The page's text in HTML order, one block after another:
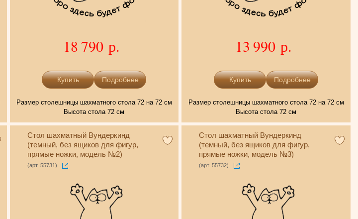
18 790 р.
Подробнее
Размер столешницы шахматного стола 72 на 72 см
Высота стола 72 см
13 990 р.
Подробнее
Размер столешницы шахматного стола 72 на 72 см
Высота стола 72 см
Стол шахматный Вундеркинд
(темный, без ящиков для фигур,
прямые ножки, модель №2)
(арт. 55731)
Стол шахматный Вундеркинд
(темный, без ящиков для фигур,
прямые ножки, модель №3)
(арт. 55732)